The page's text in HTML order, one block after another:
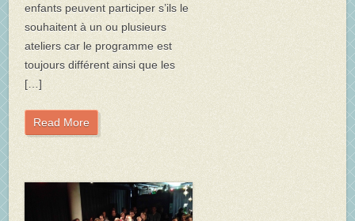
enfants peuvent participer s’ils le
souhaitent à un ou plusieurs
ateliers car le programme est
toujours différent ainsi que les
[…]
Read More